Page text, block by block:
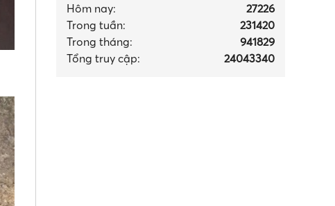
Hôm nay:
27226
Trong tuần:
231420
Trong tháng:
941829
Tổng truy cập:
24043340